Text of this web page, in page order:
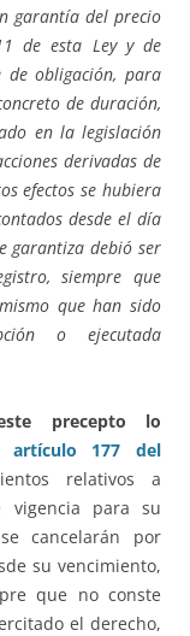
garantía del precio
de esta Ley y de
de obligación, para
de duración,
en la legislación
derivadas de
efectos se hubiera
desde el día
garantiza debió ser
siempre que
que han sido
o ejecutada
precepto lo
artículo 177 del
relativos a
vigencia para su
cancelarán por
su vencimiento,
que no conste
el derecho,